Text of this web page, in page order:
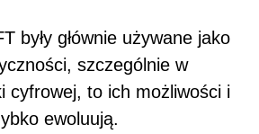
były głównie używane jako
szczególnie w
cyfrowej, to ich możliwości i
ewoluują.